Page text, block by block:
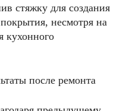
стяжку для создания
несмотря на
кухонного